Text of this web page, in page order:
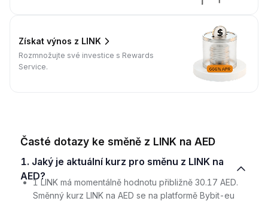
Získat výnos z LINK
Rozmnožujte své investice s Rewards
Service.
Časté dotazy ke směně z LINK na AED
1. Jaký je aktuální kurz pro směnu z LINK na
AED?
1 LINK má momentálně hodnotu přibližně 30.17 AED.
Směnný kurz LINK na AED se na platformě Bybit-eu